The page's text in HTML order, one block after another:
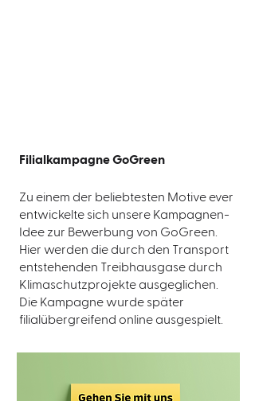
Filialkampagne GoGreen
Zu einem der beliebtesten Motive ever
entwickelte sich unsere Kampagnen-
Idee zur Bewerbung von GoGreen.
Hier werden die durch den Transport
entstehenden Treibhausgase durch
Klimaschutzprojekte ausgeglichen.
Die Kampagne wurde später
filialübergreifend online ausgespielt.